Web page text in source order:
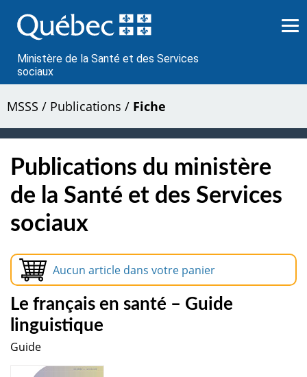
au
contenu
Ministère de la Santé et des Services
sociaux
MSSS / Publications / Fiche
Publications du ministère
de la Santé et des Services
sociaux
Aucun article dans votre panier
Le français en santé – Guide
linguistique
Guide